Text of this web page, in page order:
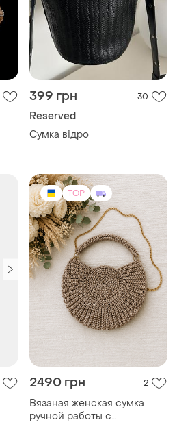
399 грн 30
Reserved
Сумка відро
TOP
2490 грн 2
Вязаная женская сумка
ручной работы с